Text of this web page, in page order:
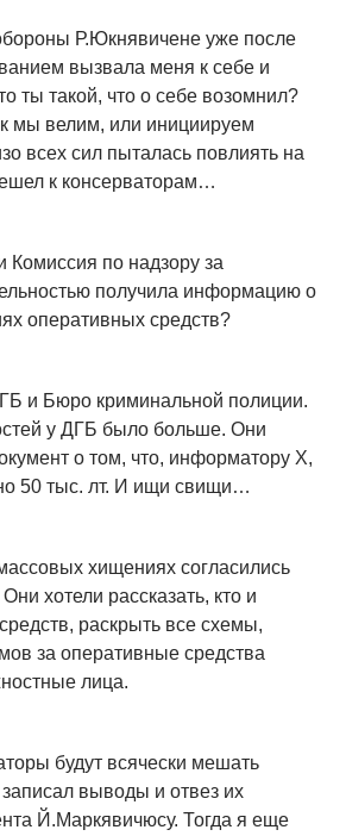
Р.Юкнявичене уже после
вызвала меня к себе и
ты такой, что о себе возомнил?
мы велим, или инициируем
всех сил пыталась повлиять на
к консерваторам…
Комиссия по надзору за
получила информацию о
оперативных средств?
и Бюро криминальной полиции.
у ДГБ было больше. Они
о том, что, информатору Х,
50 тыс. лт. И ищи свищи…
хищениях согласились
хотели рассказать, кто и
раскрыть все схемы,
за оперативные средства
лица.
будут всячески мешать
выводы и отвез их
Й.Маркявичюсу. Тогда я еще